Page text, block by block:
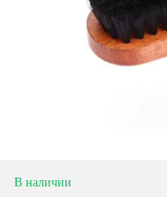
В наличии